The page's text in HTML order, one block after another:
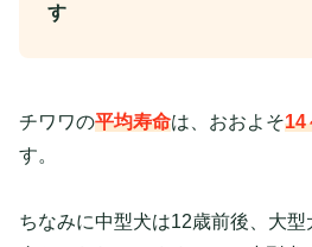
す
チワワの平均寿命は、おおよそ14
す。
ちなみに中型犬は12歳前後、大